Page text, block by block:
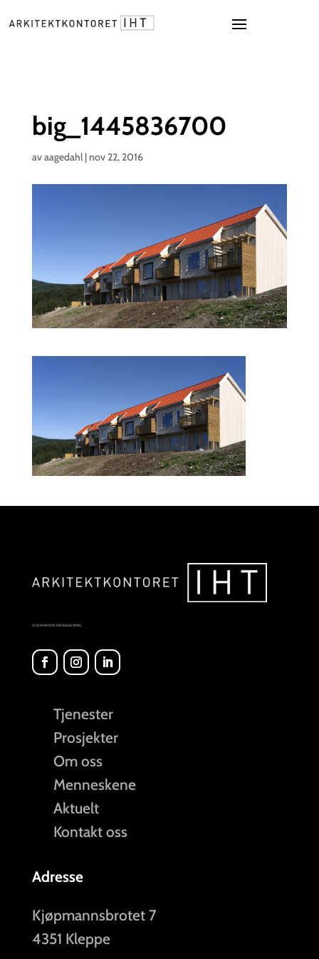
big_1445836700
avaagedahl|nov 22, 2016
VI SKAPER ROM FOR BEGEISTRING
Tjenester
Prosjekter
Om oss
Menneskene
Aktuelt
Kontakt oss
Adresse
Kjøpmannsbrotet 7
4351 Kleppe